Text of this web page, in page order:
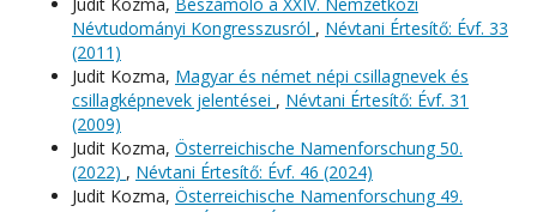
Névtudományi Kongresszusról , Névtani Értesítő: Évf. 33
(2011)
Judit Kozma, Magyar és német népi csillagnevek és
csillagképnevek jelentései , Névtani Értesítő: Évf. 31
(2009)
Judit Kozma, Österreichische Namenforschung 50.
(2022) , Névtani Értesítő: Évf. 46 (2024)
Judit Kozma, Österreichische Namenforschung 49.